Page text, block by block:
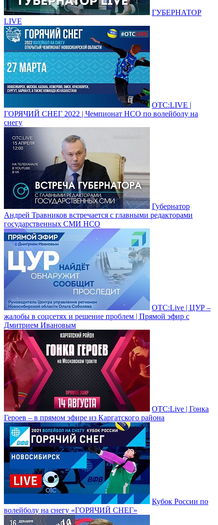
ГУБЕРНАТОР
LIVE
ОТС:LIVE |
ГОРЯЧИЙ СНЕГ 2022 | Чемпионат НСО по волейболу на
снегу
Губернатор
Андрей Травников встречается с главными редакторами
государственных СМИ НСО
ОТС:Live | ЦУР –
жалобы в соцсетях и решение проблем | Прямой эфир с
Дмитрием Ивановым
ОТС:Live | Гонка
Героев – в прямом эфире из Каргатского района
Кубок России по
волейболу на снегу «ГОРЯЧИЙ СНЕГ»